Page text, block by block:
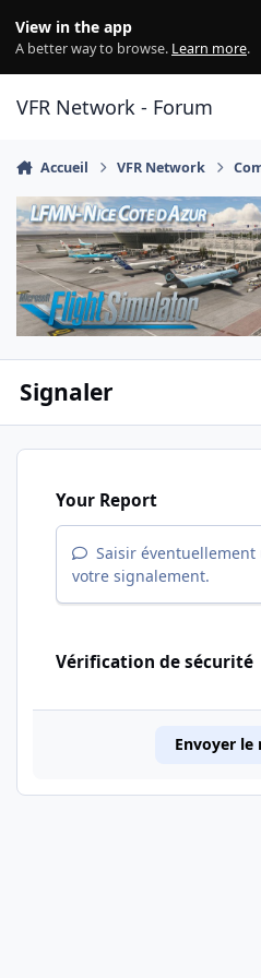
View in the app
A better way to browse. Learn more.
VFR Network - Forum
Accueil VFR Network
Signaler
Your Report
Saisir éventuellement
votre signalement.
Vérification de sécurité
Envoyer le